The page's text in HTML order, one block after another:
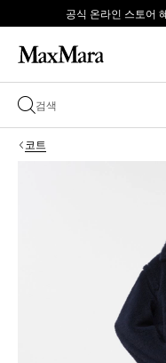
공식 온라인 스토어
코트
비밀번